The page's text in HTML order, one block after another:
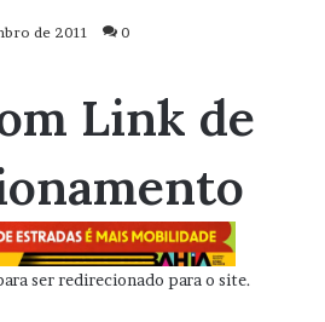
de 2011 0
Link de
ser redirecionado para o site.